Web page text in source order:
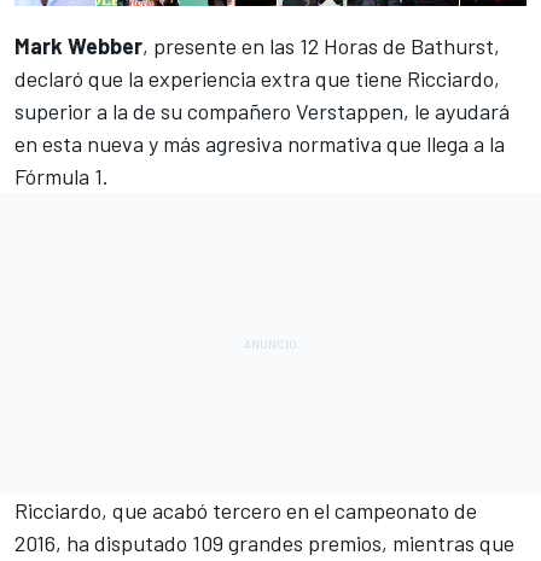
Mark Webber, presente en las 12 Horas de Bathurst,
declaró que la experiencia extra que tiene Ricciardo,
superior a la de su compañero Verstappen, le ayudará
en esta nueva y más agresiva normativa que llega a la
Fórmula 1.
Ricciardo, que acabó tercero en el campeonato de
2016, ha disputado 109 grandes premios, mientras que